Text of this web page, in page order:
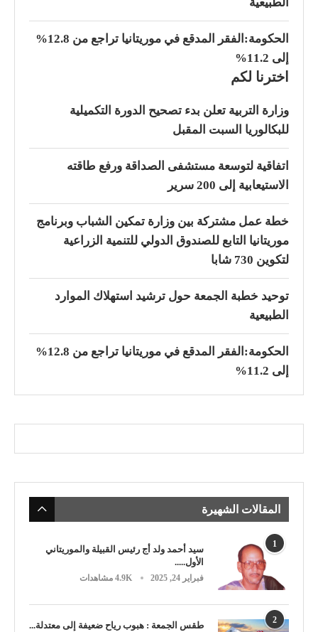
الحكومة:الفقر المدقع في موريتانيا تراجع من 12.8%
إلى 11.2%
اخترنا لكم
وزارة التربية تعلن بدء تصحيح الدورة التكميلية
للبكالوريا السبت المقبل
اتفاقية لتوسعة مستشفى الصداقة ورفع طاقته
الاستيعابية إلى 200 سرير
خطة عمل مشتركة بين وزارة تمكين الشباب وبرنامج
موريتانيا التابع للصندوق الدولي للتنمية الزراعية
لتكوين 730 شابا
توحيد خطبة الجمعة حول ترشيد استهلاك الموارد
الطبيعية
الحكومة:الفقر المدقع في موريتانيا تراجع من 12.8%
إلى 11.2%
المقالات الشهيرة
1
سيد أحمد ولد أج رئيس القبيلة والموريتاني
الأول.....
فبراير 24, 2025 4.9K مشاهدات
2 طقس الجمعة : هبوب رياح ضعيفة إلى معتدلة...